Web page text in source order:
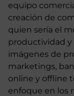
equipo
creación de
quien sería el
productividad y
imágenes de
marketings,
online y offline
enfoque en los